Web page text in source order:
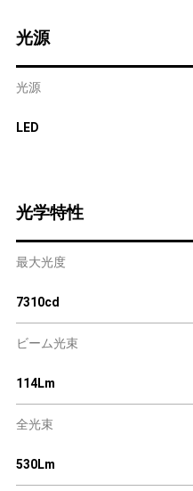
光源
光源
LED
光学特性
最大光度
7310cd
ビーム光束
114Lm
全光束
530Lm